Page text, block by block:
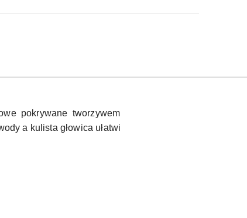
pokrywane tworzywem
a kulista głowica ułatwi